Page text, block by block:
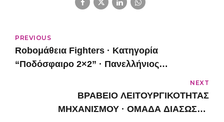
PREVIOUS
Roboμάθεια Fighters · Kατηγορία
“Ποδόσφαιρο 2×2” · Πανελλήνιος
Ρομποτικής 2024 · 6η Θέση
NEXT
ΒΡΑΒΕΙΟ ΛΕΙΤΟΥΡΓΙΚΟΤΗΤΑΣ
ΜΗΧΑΝΙΣΜΟΥ · ΟΜΑΔΑ ΔΙΑΣΩΣΗΣ